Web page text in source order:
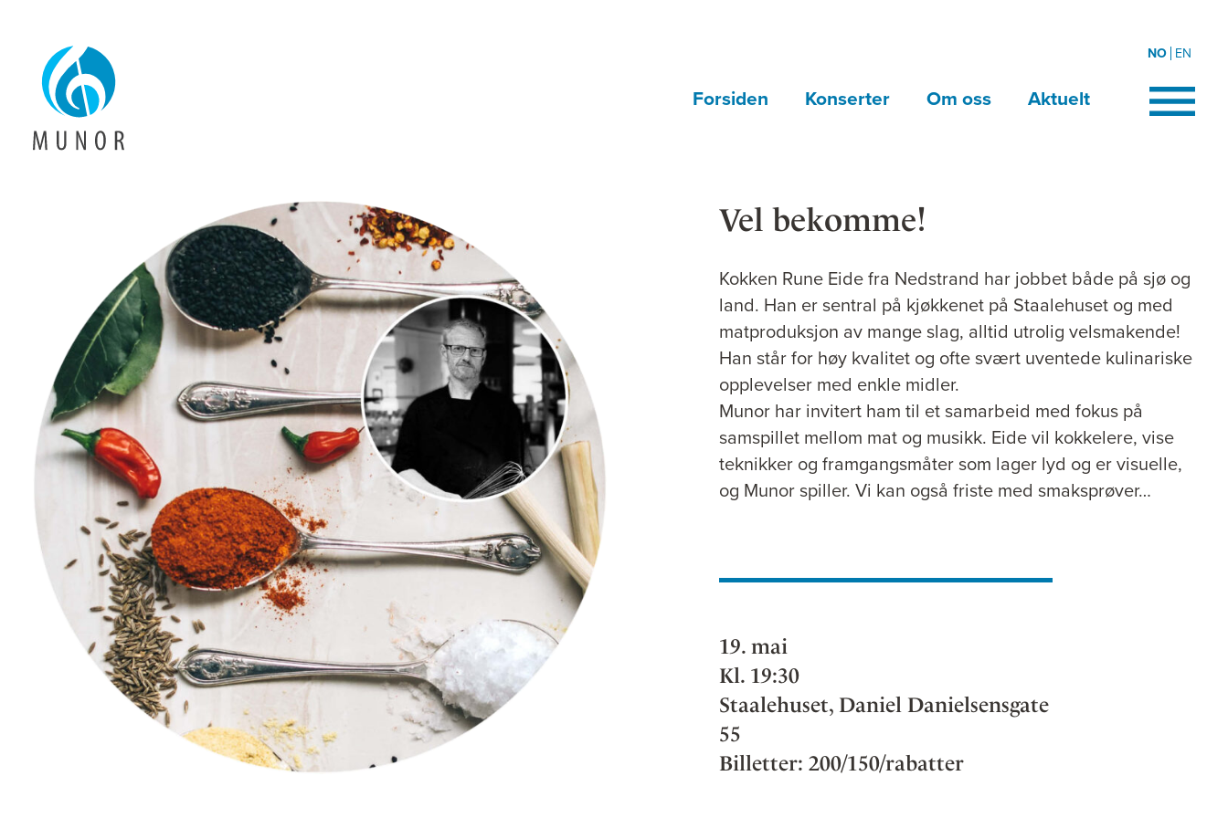
NO EN
Forsiden Konserter Om oss Aktuelt
Vel bekomme!
Kokken Rune Eide fra Nedstrand har jobbet både på sjø og
land. Han er sentral på kjøkkenet på Staalehuset og med
matproduksjon av mange slag, alltid utrolig velsmakende!
Han står for høy kvalitet og ofte svært uventede kulinariske
opplevelser med enkle midler.
Munor har invitert ham til et samarbeid med fokus på
samspillet mellom mat og musikk. Eide vil kokkelere, vise
teknikker og framgangsmåter som lager lyd og er visuelle,
og Munor spiller. Vi kan også friste med smaksprøver…
19. mai
Kl. 19:30
Staalehuset, Daniel Danielsensgate
55
Billetter: 200/150/rabatter